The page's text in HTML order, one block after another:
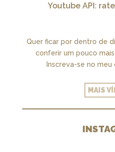
Youtube API:
Quer ficar por dentro de
conferir um pouco
Inscreva-se no meu
MAIS